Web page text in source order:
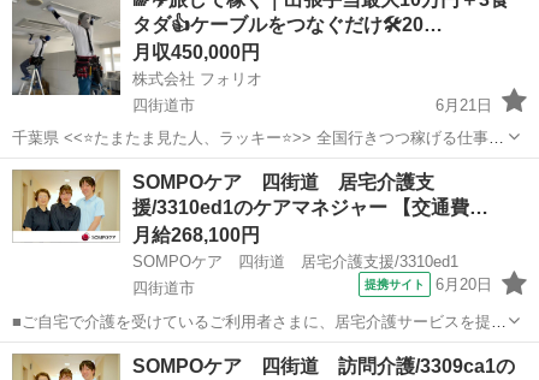
休暇ありでリフレ...タダ👍ケーブルをつなぐだけ🛠️20…
月収450,000円
株式会社 フォリオ
四街道市
6月21日
千葉県 <<⭐️たまたま見た人、ラッキー⭐️>> 全国行きつつ稼げる仕事あ
ります🌈✨🥳 ✅ 即決採用🚀お急ぎの方も大歓迎！ ✅ 未経験からスタ
ートOK ✅ 黙々作業もあり ✅ 旅しながらお金も増える 📩...
千葉 四街道市 未経験
SOMPOケア 四街道 居宅介護支
援/3310ed1のケアマネジャー 【交通費…
月給268,100円
SOMPOケア 四街道 居宅介護支援/3310ed1
四街道市
提携サイト 6月20日
■ご自宅で介護を受けているご利用者さまに、居宅介護サービスを提供
するために必要な支援を行います。 ～主なお仕事～ ・居宅サービス計
画（ケアプラン）の作成 ・作成されたサービス計画が実施できるよ
千葉 四街道市 ケアマネージャー
SOMPOケア 四街道 訪問介護/3309ca1の